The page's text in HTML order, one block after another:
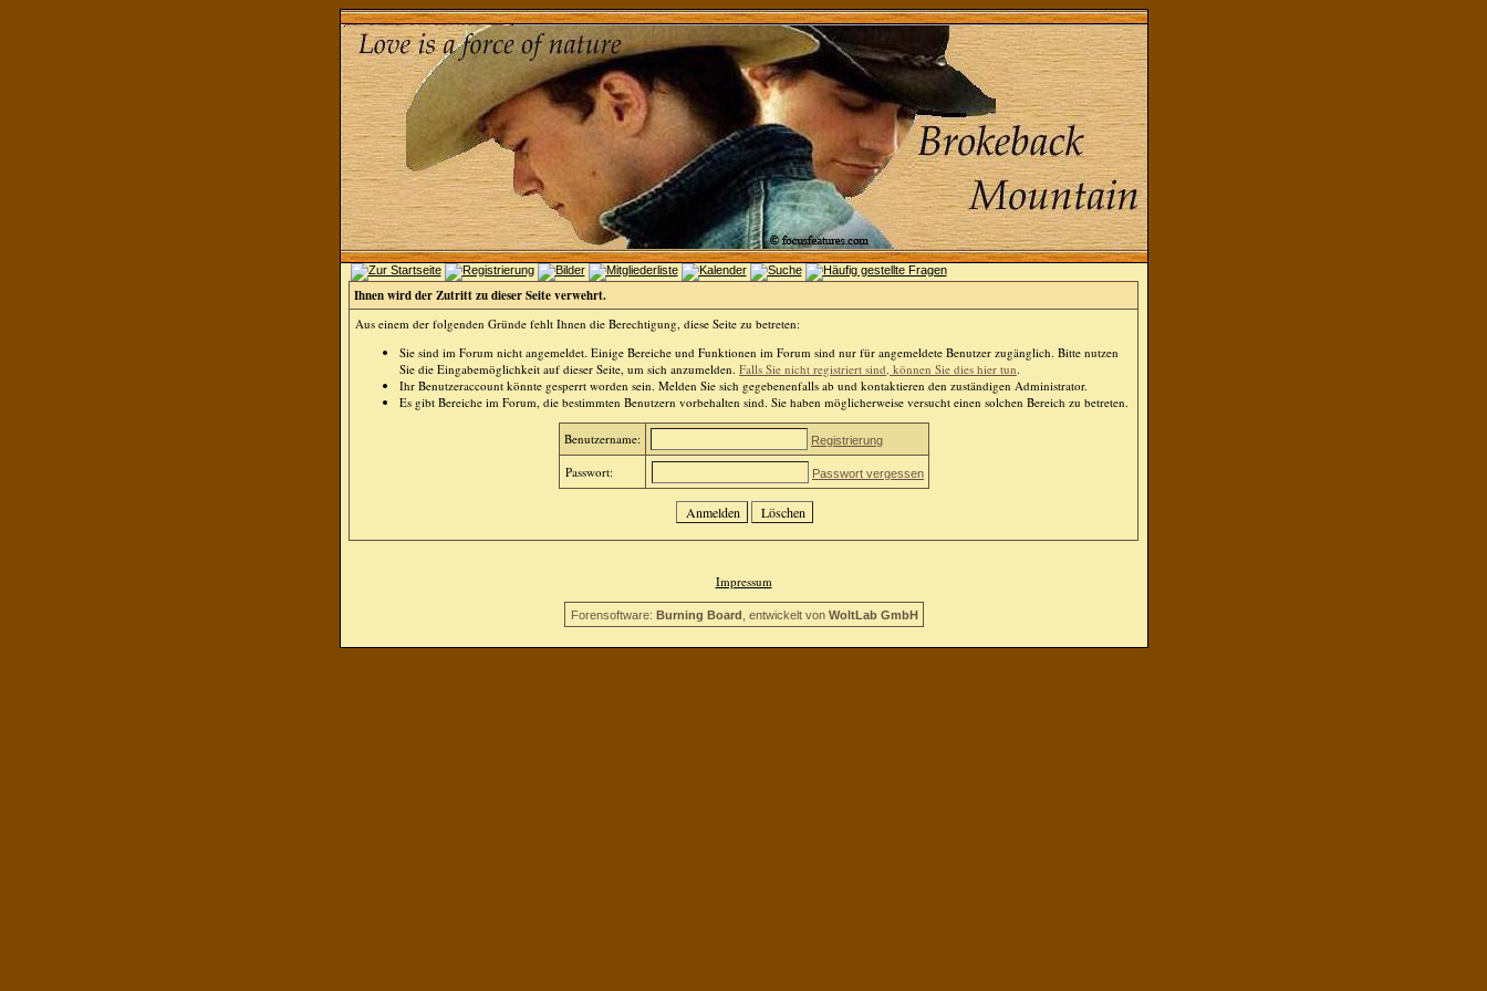
Ihnen wird der Zutritt zu dieser Seite verwehrt.
Aus einem der folgenden Gründe fehlt Ihnen die Berechtigung, diese Seite zu betreten:
Sie sind im Forum nicht angemeldet. Einige Bereiche und Funktionen im Forum sind nur für angemeldete Benutzer zugänglich. Bitte nutzen
Sie die Eingabemöglichkeit auf dieser Seite, um sich anzumelden. Falls Sie nicht registriert sind, können Sie dies hier tun.
Ihr Benutzeraccount könnte gesperrt worden sein. Melden Sie sich gegebenenfalls ab und kontaktieren den zuständigen Administrator.
Es gibt Bereiche im Forum, die bestimmten Benutzern vorbehalten sind. Sie haben möglicherweise versucht einen solchen Bereich zu betreten.
Benutzername: Registrierung
Passwort: Passwort vergessen
Impressum
Forensoftware: Burning Board , entwickelt von WoltLab GmbH